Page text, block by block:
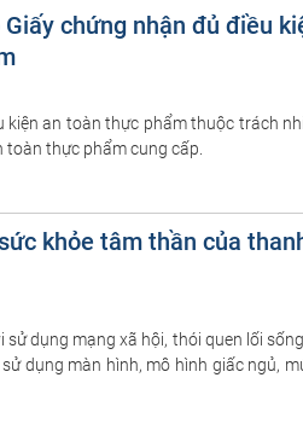
chứng nhận đủ điều
an toàn thực phẩm thuộc trách
toàn thực phẩm cung cấp.
khỏe tâm thần của
dụng mạng xã hội, thói quen lối
dụng màn hình, mô hình giấc